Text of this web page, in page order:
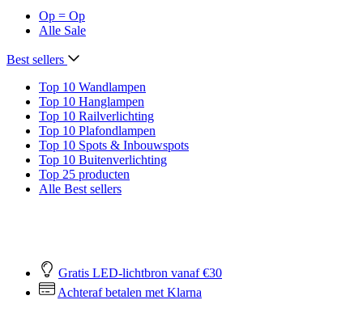
Op = Op
Alle Sale
Best sellers
Top 10 Wandlampen
Top 10 Hanglampen
Top 10 Railverlichting
Top 10 Plafondlampen
Top 10 Spots & Inbouwspots
Top 10 Buitenverlichting
Top 25 producten
Alle Best sellers
Gratis LED-lichtbron vanaf €30
Achteraf betalen met Klarna